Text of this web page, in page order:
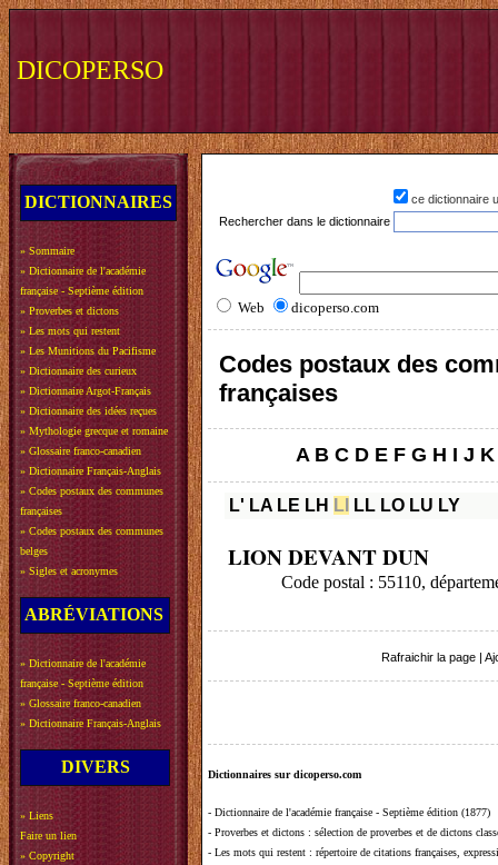
DICOPERSO
DICTIONNAIRES
» Sommaire
» Dictionnaire de l'académie
française - Septième édition
» Proverbes et dictons
» Les mots qui restent
» Les Munitions du Pacifisme
» Dictionnaire des curieux
» Dictionnaire Argot-Français
» Dictionnaire des idées reçues
» Mythologie grecque et romaine
» Glossaire franco-canadien
» Dictionnaire Français-Anglais
» Codes postaux des communes
françaises
» Codes postaux des communes
belges
» Sigles et acronymes
ABRÉVIATIONS
» Dictionnaire de l'académie
française - Septième édition
» Glossaire franco-canadien
» Dictionnaire Français-Anglais
DIVERS
» Liens
Faire un lien
» Copyright
ce dictionnaire
Rechercher dans le dictionnaire
Web dicoperso.com
Codes postaux des
françaises
A B C D E F G H I J K
L' LA LE LH LI LL LO LU LY
LION DEVANT DUN
Code postal : 55110,
Rafraichir la page
Dictionnaires sur dicoperso.com
- Dictionnaire de l'académie française - Septième édition (1877)
- Proverbes et dictons : sélection de proverbes et de dictons
- Les mots qui restent : répertoire de citations françaises,